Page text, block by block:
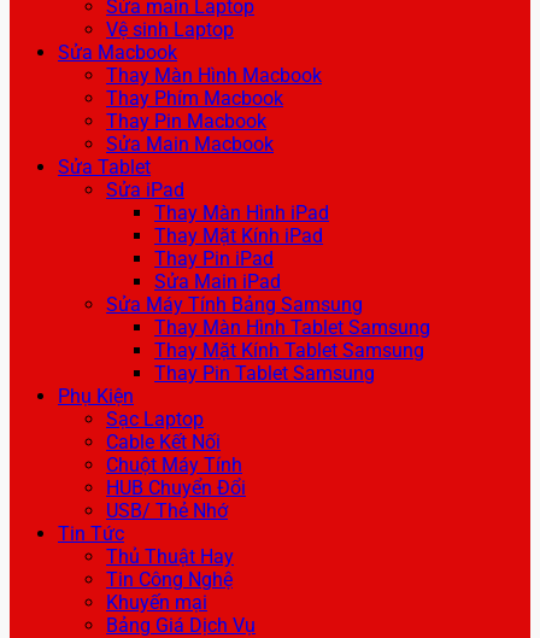
Sửa main Laptop
Vệ sinh Laptop
Sửa Macbook
Thay Màn Hình Macbook
Thay Phím Macbook
Thay Pin Macbook
Sửa Main Macbook
Sửa Tablet
Sửa iPad
Thay Màn Hình iPad
Thay Mặt Kính iPad
Thay Pin iPad
Sửa Main iPad
Sửa Máy Tính Bảng Samsung
Thay Màn Hình Tablet Samsung
Thay Mặt Kính Tablet Samsung
Thay Pin Tablet Samsung
Phụ Kiện
Sạc Laptop
Cable Kết Nối
Chuột Máy Tính
HUB Chuyển Đổi
USB/ Thẻ Nhớ
Tin Tức
Thủ Thuật Hay
Tin Công Nghệ
Khuyến mại
Bảng Giá Dịch Vụ